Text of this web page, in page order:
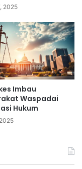
2025
Imbau
Waspadai
Hukum